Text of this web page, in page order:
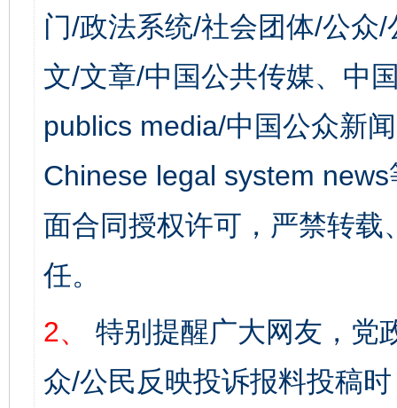
门/政法系统/社会团体/公众
文/文章/中国公共传媒、中
publics media/中国公众新
Chinese legal system
面合同授权许可，严禁转
任。
2、
特别提醒广大网友，党
众/公民反映投诉报料投稿